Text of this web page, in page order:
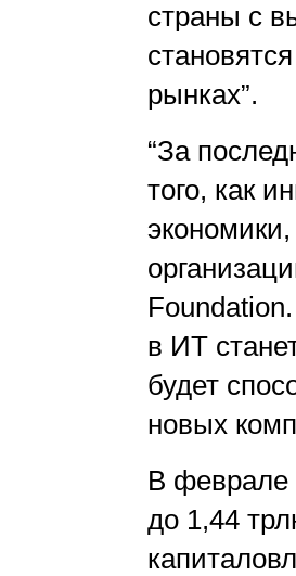
страны с
рынках”.
“За
того, как
в ИТ
будет
новых
В феврале
до 1,44